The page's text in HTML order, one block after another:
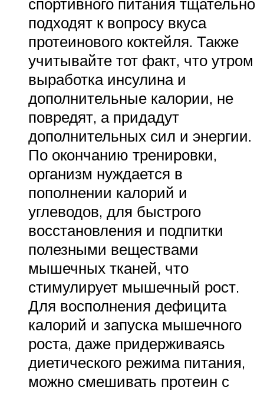
подходят к вопросу вкуса
протеинового коктейля. Также
учитывайте тот факт, что утром
выработка инсулина и
дополнительные калории, не
повредят, а придадут
дополнительных сил и энергии.
По окончанию тренировки,
организм нуждается в
пополнении калорий и
углеводов, для быстрого
восстановления и подпитки
полезными веществами
мышечных тканей, что
стимулирует мышечный рост.
Для восполнения дефицита
калорий и запуска мышечного
роста, даже придерживаясь
диетического режима питания,
можно смешивать протеин с